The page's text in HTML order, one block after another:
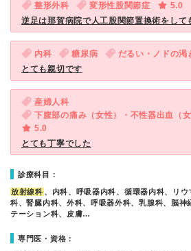
整形外科 変形性股関節症
5.0
逆足は那賀病院で人工股関節置換術をして
内科 糖尿病 だるい・ノドの渇
とても親切です
産婦人科
5.0
とても丁寧でした
診療科目：
放射線科 、内科、呼吸器内科、循環器内科、リ
科、腎臓内科、外科、呼吸器外科、乳腺科、脳神
テーション科、皮膚…
専門医・資格：